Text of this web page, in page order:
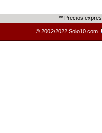
** Precios
© 2002/2022 Solo10.com